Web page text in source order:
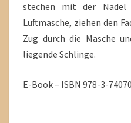
stechen mit der Nadel
Luftmasche, ziehen den
Zug durch die Masche
liegende Schlinge.
E-Book – ISBN 978-3-